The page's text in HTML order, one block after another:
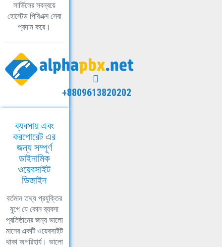
সার্ভিসের সবন্বয়ে
হোস্টেড পিবিএক্স সেবা
প্রদান করে।
+8809613820202
ব্যবসায় এবং
করপোরেট এর
জন্য সম্পূর্ণ
ডাইনামিক
ওয়েবসাইট
ডিজাইন
বর্তমান তথ্য প্রযুক্তির
যুগে যে কোন ব্যবসা
প্রতিষ্ঠানের জন্য ভালো
মানের একটি ওয়েবসাইট
থাকা অপরিহার্য। ভালো